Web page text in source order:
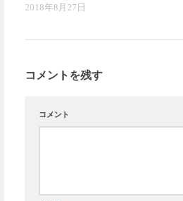
2018年8月27日
コメントを残す
コメント